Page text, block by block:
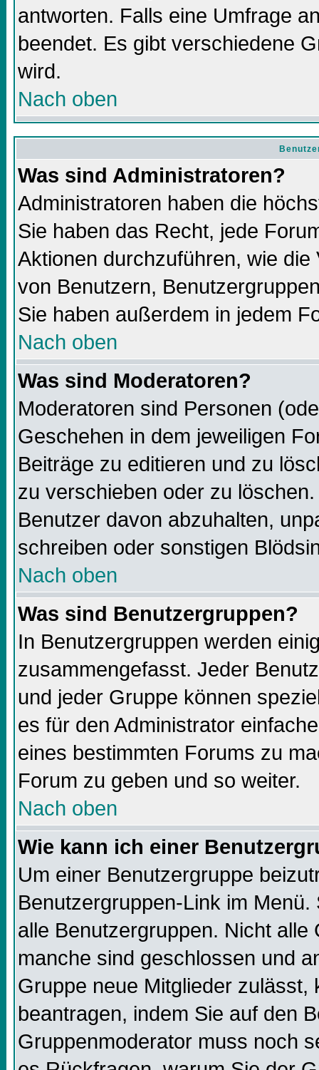
antworten. Falls eine Umfrage
beendet. Es gibt verschiedene
wird.
Nach oben
Was sind Administratoren?
Administratoren haben die
Sie haben das Recht, jede
Aktionen durchzuführen, wie
von Benutzern,
Sie haben außerdem in jedem
Nach oben
Was sind Moderatoren?
Moderatoren sind Personen
Geschehen in dem jeweiligen
Beiträge zu editieren und zu
zu verschieben oder zu
Benutzer davon abzuhalten,
schreiben oder sonstigen
Nach oben
Was sind Benutzergruppen?
In Benutzergruppen werden
zusammengefasst. Jeder
und jeder Gruppe können
es für den Administrator
eines bestimmten Forums zu
Forum zu geben und so weiter.
Nach oben
Wie kann ich einer
Um einer Benutzergruppe
Benutzergruppen-Link im
alle Benutzergruppen. Nicht
manche sind geschlossen und
Gruppe neue Mitglieder zulässt,
beantragen, indem Sie auf den
Gruppenmoderator muss noch